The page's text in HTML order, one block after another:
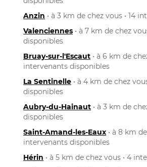
Anzin • à 3 km de chez vous • 14
Valenciennes • à 7 km de chez
disponibles
Bruay-sur-l'Escaut • à 6 km de
intervenants disponibles
La Sentinelle • à 4 km de chez
disponibles
Aubry-du-Hainaut • à 3 km de
disponibles
Saint-Amand-les-Eaux • à 8 km
intervenants disponibles
Hérin • à 5 km de chez vous • 4